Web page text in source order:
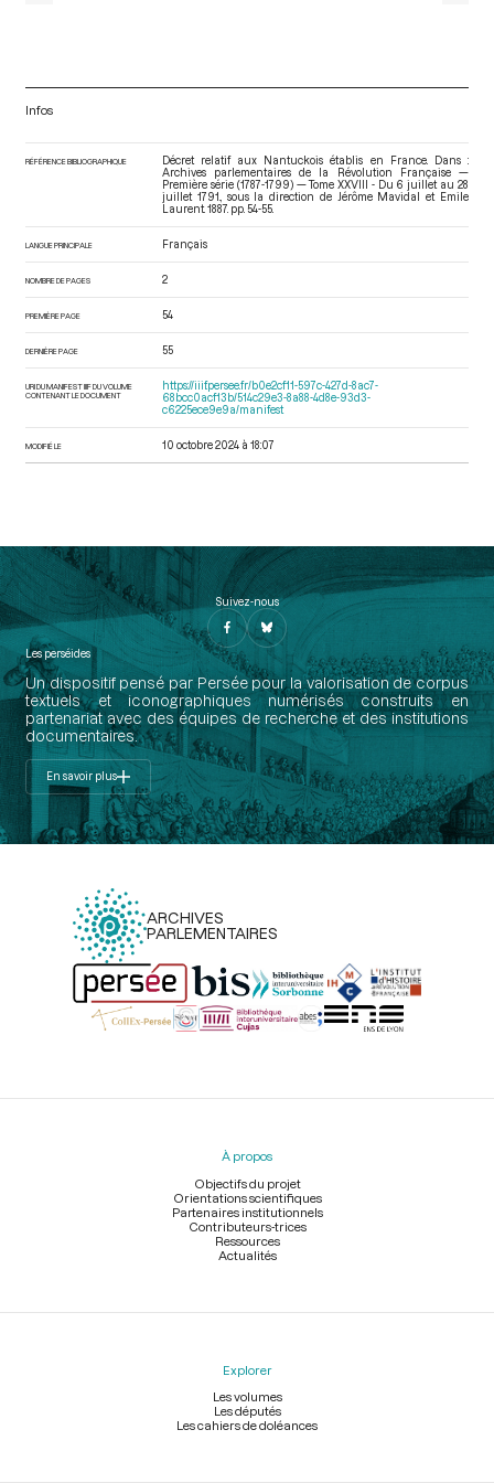
Infos
RÉFÉRENCE BIBLIOGRAPHIQUE
Décret relatif aux Nantuckois établis en France. Dans :
Archives parlementaires de la Révolution Française —
Première série (1787-1799) — Tome XXVIII - Du 6 juillet au 28
juillet 1791.
, sous la direction de Jérôme Mavidal et Emile
Laurent. 1887. pp. 54-55.
LANGUE PRINCIPALE Français
NOMBRE DE PAGES 2
PREMIÈRE PAGE 54
DERNIÈRE PAGE 55
URI DU MANIFEST IIIF DU VOLUME
CONTENANT LE DOCUMENT
https://iiif.persee.fr/b0e2cf11-597c-427d-8ac7-
68bcc0acf13b/514c29e3-8a88-4d8e-93d3-
c6225ece9e9a/manifest
MODIFIÉ LE 10 octobre 2024 à 18:07
Suivez-nous
Les perséides
Un dispositif pensé par Persée pour la valorisation de corpus
textuels et iconographiques numérisés construits en
partenariat avec des équipes de recherche et des institutions
documentaires.
En savoir plus
ARCHIVES
PARLEMENTAIRES
Menu
À propos
Objectifs du projet
Orientations scientifiques
Partenaires institutionnels
Contributeurs-trices
Ressources
Actualités
Explorer
Les volumes
Les députés
Les cahiers de doléances